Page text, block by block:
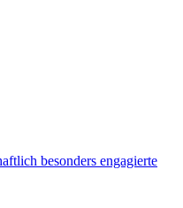
besonders engagierte